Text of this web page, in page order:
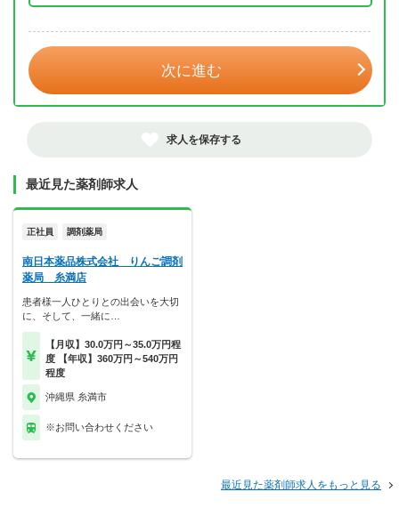
次に進む
求人を保存する
最近見た薬剤師求人
正社員 調剤薬局
南日本薬品株式会社 りんご調剤
薬局 糸満店
患者様一人ひとりとの出会いを大切
に、そして、一緒に…
【月収】30.0万円～35.0万円程
度 【年収】360万円～540万円
程度
沖縄県 糸満市
※お問い合わせください
最近見た薬剤師求人をもっと見る